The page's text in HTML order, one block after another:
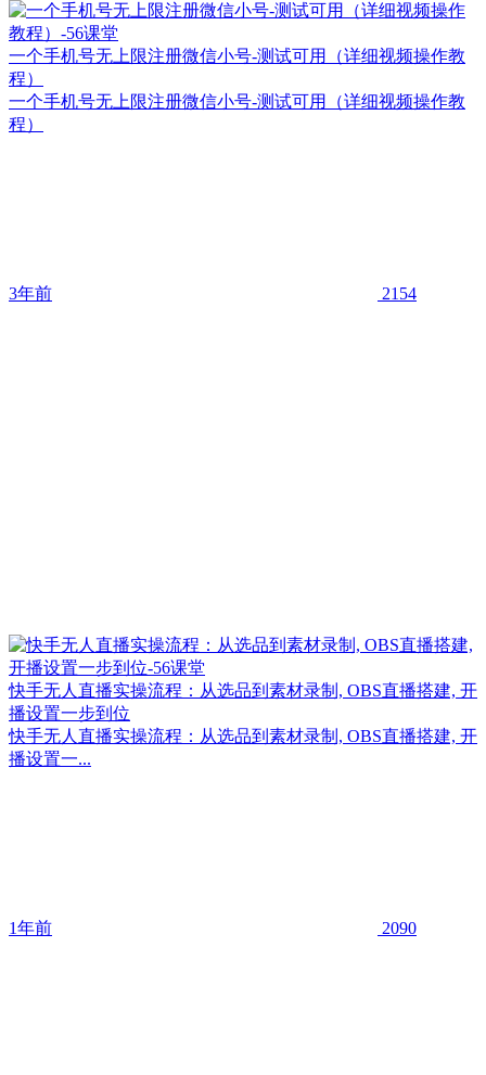
一个手机号无上限注册微信小号-测试可用（详细视频操作教
程）
一个手机号无上限注册微信小号-测试可用（详细视频操作教
程）
3年前 2154
快手无人直播实操流程：从选品到素材录制, OBS直播搭建, 开
播设置一步到位
快手无人直播实操流程：从选品到素材录制, OBS直播搭建, 开
播设置一...
1年前 2090